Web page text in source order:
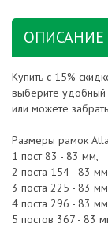
ОПИСАНИЕ
Купить с 15%
выберите удобный
или можете
Размеры рамок
1 пост 83 - 83 мм,
2 поста 154 - 83
3 поста 225 - 83
4 поста 296 - 83
5 постов 367 - 83